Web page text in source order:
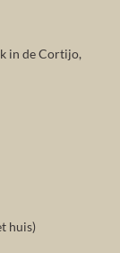
in de Cortijo,
huis)